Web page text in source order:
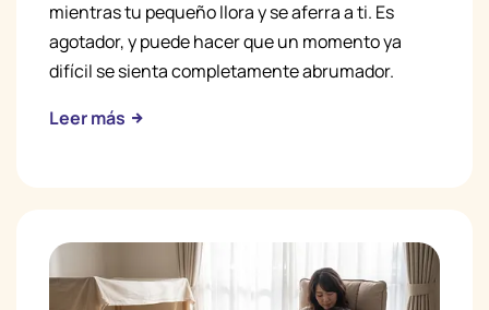
mientras tu pequeño llora y se aferra a ti. Es
agotador, y puede hacer que un momento ya
difícil se sienta completamente abrumador.
Leer más